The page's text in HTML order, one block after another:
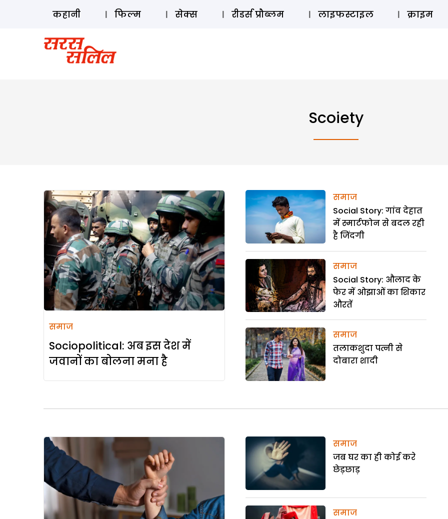
ऑडियो
कहानी फिल्म सेक्स रीडर्स प्रौब्लम लाइफस्टाइल क्राइम
Scoiety
समाज
Sociopolitical: अब इस देश में
जवानों का बोलना मना है
समाज
Social Story: गांव देहात
में स्मार्टफोन से बदल रही
है जिंदगी
समाज
Social Story: औलाद के
फेर में ओझाओं का शिकार
औरतें
समाज
तलाकशुदा पत्नी से
दोबारा शादी
समाज
जब घर का ही कोई करे
छेड़छाड़
समाज